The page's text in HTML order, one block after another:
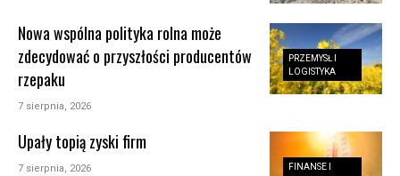
PRZEMYSŁ I
LOGISTYKA
Nowa wspólna polityka rolna może
zdecydować o przyszłości producentów
rzepaku
7 sierpnia, 2026
FINANSE I
Upały topią zyski firm
7 sierpnia, 2026